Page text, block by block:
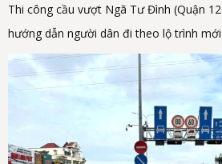
Thi công cầu vượt Ngã Tư Đình (Quận 12
hướng dẫn người dân đi theo lộ trình mới